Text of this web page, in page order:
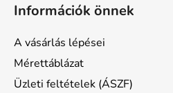
Információk önnek
A vásárlás lépései
Mérettáblázat
Üzleti feltételek (ÁSZF)